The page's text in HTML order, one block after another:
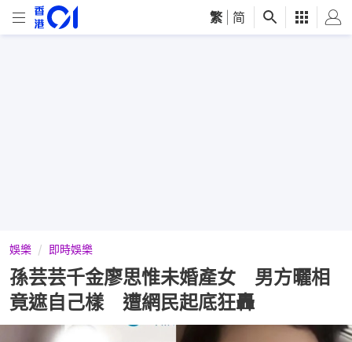
繁 简
娛樂 即時娛樂
孫芸芸千金廖思惟未婚產女 男方曬相
竟遮自己樣 遭網民起底狂轟